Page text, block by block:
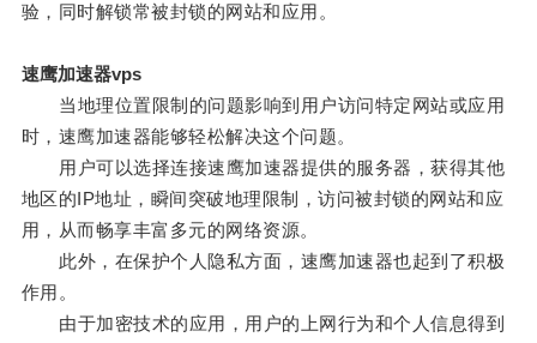
验，同时解锁常被封锁的网站和应用。
速鹰加速器vps
当地理位置限制的问题影响到用户访问特定网站或应用
时，速鹰加速器能够轻松解决这个问题。
用户可以选择连接速鹰加速器提供的服务器，获得其他
地区的IP地址，瞬间突破地理限制，访问被封锁的网站和应
用，从而畅享丰富多元的网络资源。
此外，在保护个人隐私方面，速鹰加速器也起到了积极
作用。
由于加密技术的应用，用户的上网行为和个人信息得到